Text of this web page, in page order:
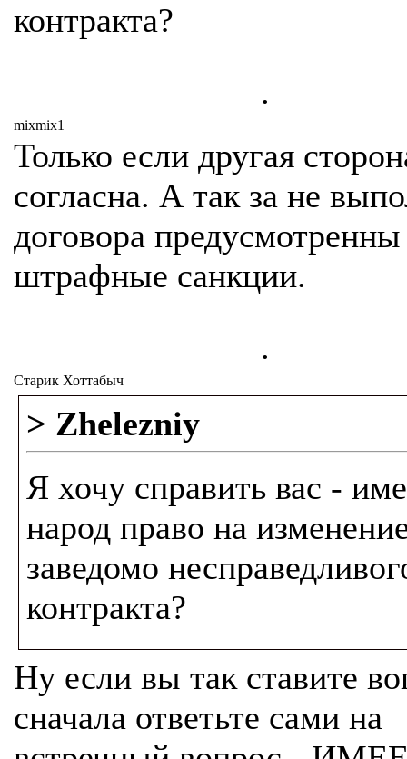
контракта?
.
mixmix1
Только если другая
согласна. А так за не
договора предусмотренны
штрафные санкции.
.
Старик Хоттабыч
> Zhelezniy
Я хочу справить вас -
народ право на
заведомо
контракта?
Ну если вы так ставите
сначала ответьте сами на